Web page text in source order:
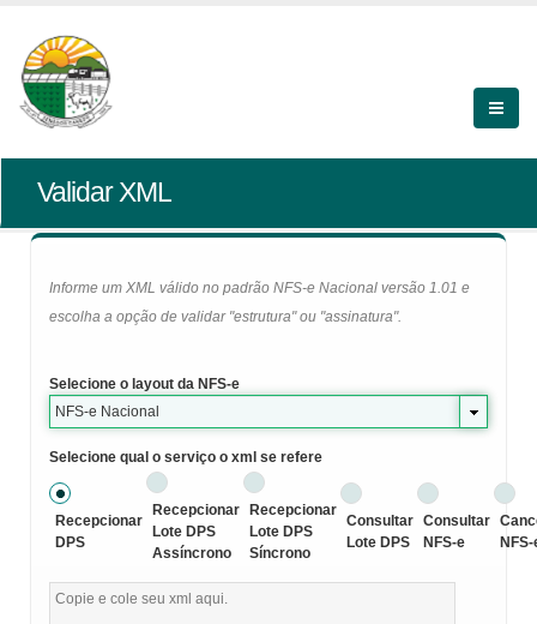
Validar XML
Informe um XML válido no padrão NFS-e Nacional versão 1.01 e
escolha a opção de validar "estrutura" ou "assinatura".
Selecione o layout da NFS-e
NFS-e Nacional
Selecione qual o serviço o xml se refere
Recepcionar
DPS
Recepcionar
Lote DPS
Assíncrono
Recepcionar
Lote DPS
Síncrono
Consultar
Lote DPS
Consultar
NFS-e
NFS-